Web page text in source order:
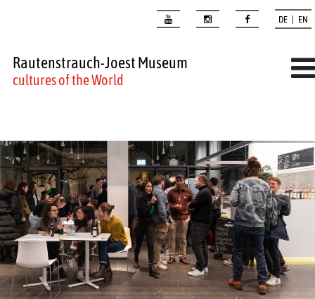
DE | EN
Rautenstrauch-Joest Museum
cultures of the World